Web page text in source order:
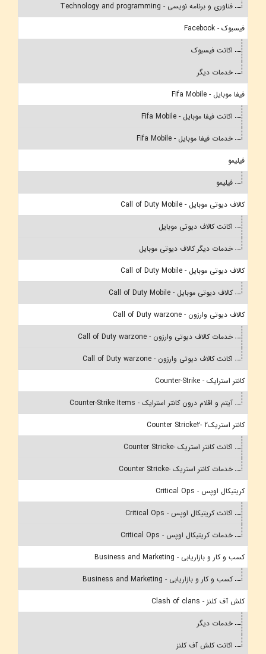
فناوری و برنامه نویسی - Technology and programming
فیسبوک - Facebook
اکانت فیسبوک
خدمات دیگر
فیفا موبایل - Fifa Mobile
اکانت فیفا موبایل - Fifa Mobile
خدمات فیفا موبایل - Fifa Mobile
فیلیمو
فیلیمو
کالاف دیوتی موبایل - Call of Duty Mobile
اکانت کالاف دیوتی موبایل
خدمات دیگر کالاف دیوتی موبایل
کالاف دیوتی موبایل - Call of Duty Mobile
کالاف دیوتی موبایل - Call of Duty Mobile
کالاف دیوتی وارزون - Call of Duty warzone
خدمات کالاف دیوتی وارزون - Call of Duty warzone
اکانت کالاف دیوتی وارزون - Call of Duty warzone
کانتر استرایک - Counter-Strike
آیتم و اقلام درون کانتر استرایک - Counter-Strike Items
کانتر استریک2 -Counter Stricke2
اکانت کانتر استریک -Counter Stricke
خدمات کانتر استریک -Counter Stricke
کریتیکال اوپس - Critical Ops
اکانت کریتیکال اوپس - Critical Ops
خدمات کریتیکال اوپس - Critical Ops
کسب و کار و بازاریابی - Business and Marketing
کسب و کار و بازاریابی - Business and Marketing
کلش آف کلنز - Clash of clans
خدمات دیگر
اکانت کلش آف کلنز